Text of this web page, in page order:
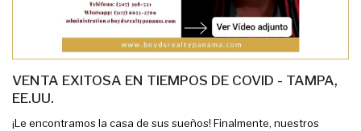
VENTA EXITOSA EN TIEMPOS DE COVID - TAMPA,
EE.UU.
¡Le encontramos la casa de sus sueños! Finalmente, nuestros